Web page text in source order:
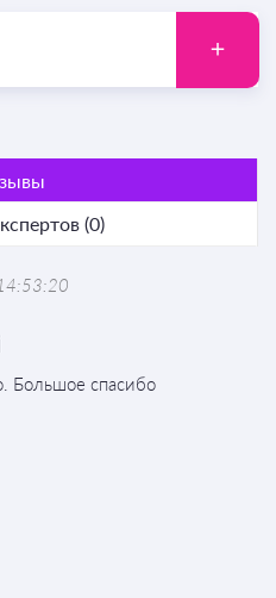
(0)
Большое спасибо